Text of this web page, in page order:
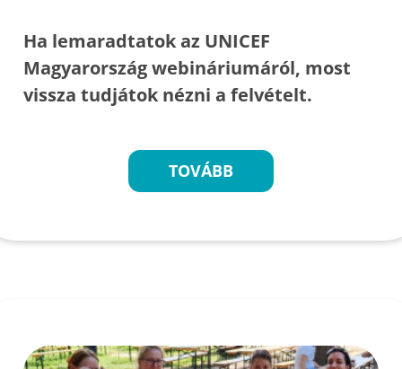
Ha lemaradtatok az UNICEF
Magyarország webináriumáról, most
vissza tudjátok nézni a felvételt.
TOVÁBB